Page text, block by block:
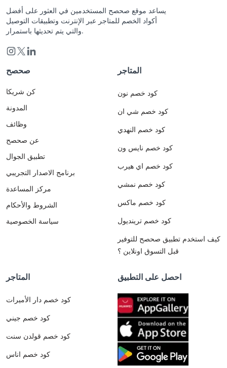
يساعد موقع صحصح المستخدمين في العثور على أفضل
أكواد الخصم للمتاجر عبر الإنترنت وتطبيقات التوصيل
والتي يتم تحديثها باستمرار.
صحصح
كن شريكا
المدونة
وظائف
عن صحصح
تطبيق الجوال
برنامج الاصدار التجريبي
مركز المساعدة
الشروط والأحكام
سياسة الخصوصية
المتاجر
كود خصم نون
كود خصم شي ان
كود خصم النهدي
كود خصم نايس ون
كود خصم اي هيرب
كود خصم نمشي
كود خصم ماكس
كود خصم ترينديول
كيف استخدم تطبيق صحصح للتوفير
قبل التسوق اونلاين ؟
المتاجر
كود خصم دار الأميرات
كود خصم جيني
كود خصم قولدن سنت
كود خصم اناس
احصل على التطبيق